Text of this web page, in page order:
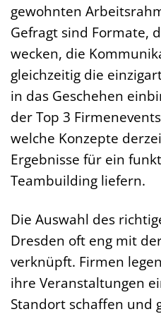
gewohnten
Gefragt sind Formate,
wecken, die
gleichzeitig die
in das Geschehen
der Top 3
welche Konzepte
Ergebnisse für ein
Teambuilding liefern.
Die Auswahl des
Dresden oft eng mit
verknüpft. Firmen
ihre Veranstaltungen
Standort schaffen und